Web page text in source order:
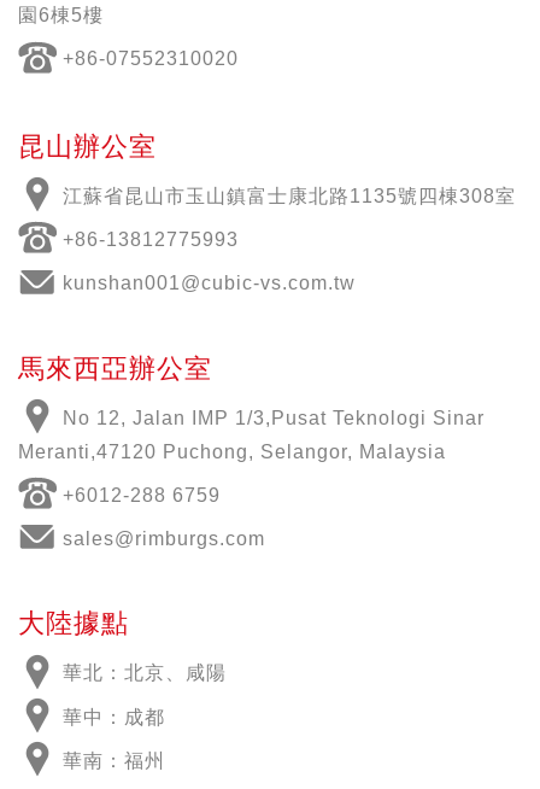
園6棟5樓
+86-07552310020
昆山辦公室
江蘇省昆山市玉山鎮富士康北路1135號四棟308室
+86-13812775993
kunshan001@cubic-vs.com.tw
馬來西亞辦公室
No 12, Jalan IMP 1/3,Pusat Teknologi Sinar
Meranti,47120 Puchong, Selangor, Malaysia
+6012-288 6759
sales@rimburgs.com
大陸據點
華北：北京、咸陽
華中：成都
華南：福州